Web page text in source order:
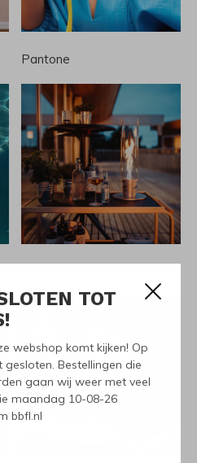
TOT
webshop komt kijken! Op
Bestellingen die
gaan wij weer met veel
maandag 10-08-26
bbfl.nl
Pantone